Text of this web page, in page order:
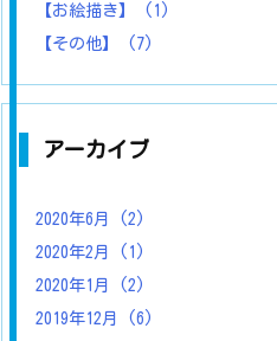
【お絵描き】
(1)
【その他】
(7)
アーカイブ
2020年6月
(2)
2020年2月
(1)
2020年1月
(2)
2019年12月
(6)